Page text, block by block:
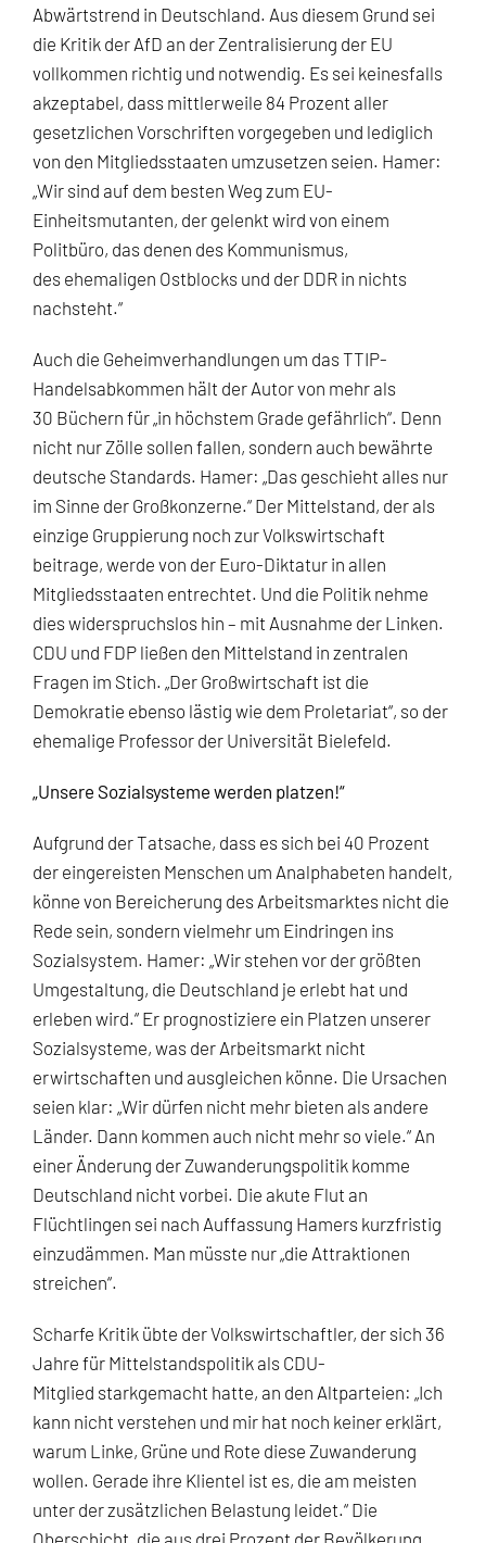
Abwärtstrend in Deutschland. Aus diesem Grund sei
die Kritik der AfD an der Zentralisierung der EU
vollkommen richtig und notwendig. Es sei keinesfalls
akzeptabel, dass mittlerweile 84 Prozent aller
gesetzlichen Vorschriften vorgegeben und lediglich
von den Mitgliedsstaaten umzusetzen seien. Hamer:
„Wir sind auf dem besten Weg zum EU-
Einheitsmutanten, der gelenkt wird von einem
Politbüro, das denen des Kommunismus,
des ehemaligen Ostblocks und der DDR in nichts
nachsteht.“
Auch die Geheimverhandlungen um das TTIP-
Handelsabkommen hält der Autor von mehr als
30 Büchern für „in höchstem Grade gefährlich“. Denn
nicht nur Zölle sollen fallen, sondern auch bewährte
deutsche Standards. Hamer: „Das geschieht alles nur
im Sinne der Großkonzerne.“ Der Mittelstand, der als
einzige Gruppierung noch zur Volkswirtschaft
beitrage, werde von der Euro-Diktatur in allen
Mitgliedsstaaten entrechtet. Und die Politik nehme
dies widerspruchslos hin – mit Ausnahme der Linken.
CDU und FDP ließen den Mittelstand in zentralen
Fragen im Stich. „Der Großwirtschaft ist die
Demokratie ebenso lästig wie dem Proletariat“, so der
ehemalige Professor der Universität Bielefeld.
„Unsere Sozialsysteme werden platzen!“
Aufgrund der Tatsache, dass es sich bei 40 Prozent
der eingereisten Menschen um Analphabeten handelt,
könne von Bereicherung des Arbeitsmarktes nicht die
Rede sein, sondern vielmehr um Eindringen ins
Sozialsystem. Hamer: „Wir stehen vor der größten
Umgestaltung, die Deutschland je erlebt hat und
erleben wird.“ Er prognostiziere ein Platzen unserer
Sozialsysteme, was der Arbeitsmarkt nicht
erwirtschaften und ausgleichen könne. Die Ursachen
seien klar: „Wir dürfen nicht mehr bieten als andere
Länder. Dann kommen auch nicht mehr so viele.“ An
einer Änderung der Zuwanderungspolitik komme
Deutschland nicht vorbei. Die akute Flut an
Flüchtlingen sei nach Auffassung Hamers kurzfristig
einzudämmen. Man müsste nur „die Attraktionen
streichen“.
Scharfe Kritik übte der Volkswirtschaftler, der sich 36
Jahre für Mittelstandspolitik als CDU-
Mitglied starkgemacht hatte, an den Altparteien: „Ich
kann nicht verstehen und mir hat noch keiner erklärt,
warum Linke, Grüne und Rote diese Zuwanderung
wollen. Gerade ihre Klientel ist es, die am meisten
unter der zusätzlichen Belastung leidet.“ Die
Oberschicht, die aus drei Prozent der Bevölkerung